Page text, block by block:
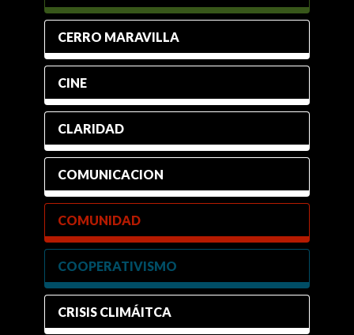
CERRO MARAVILLA
CINE
CLARIDAD
COMUNICACION
COMUNIDAD
COOPERATIVISMO
CRISIS CLIMÁITCA